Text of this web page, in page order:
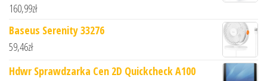
160,99zł
Baseus Serenity 33276
59,46zł
Hdwr Sprawdzarka Cen 2D Quickcheck A100